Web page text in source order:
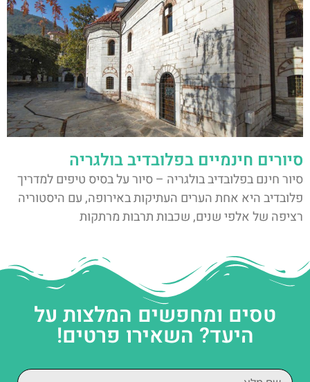
סיורים חינמיים בפלובדיב בולגריה
סיור חינם בפלובדיב בולגריה – סיור על בסיס טיפים למדריך
פלובדיב היא אחת הערים העתיקות באירופה, עם היסטוריה
רציפה של אלפי שנים, שכבות תרבות מרתקות
טסים ומחפשים המלצות על
היעד? השאירו פרטים!